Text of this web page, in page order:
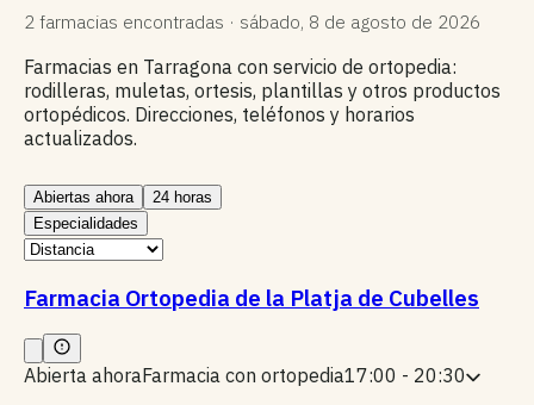
2 farmacias encontradas · sábado, 8 de agosto de 2026
Farmacias en Tarragona con servicio de ortopedia:
rodilleras, muletas, ortesis, plantillas y otros productos
ortopédicos. Direcciones, teléfonos y horarios
actualizados.
Abiertas ahora
24 horas
Especialidades
Farmacia Ortopedia de la Platja de Cubelles
Abierta ahoraFarmacia con ortopedia17:00 - 20:30